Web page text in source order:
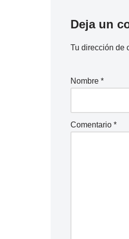
Deja un
Tu dirección de
Nombre *
Comentario *